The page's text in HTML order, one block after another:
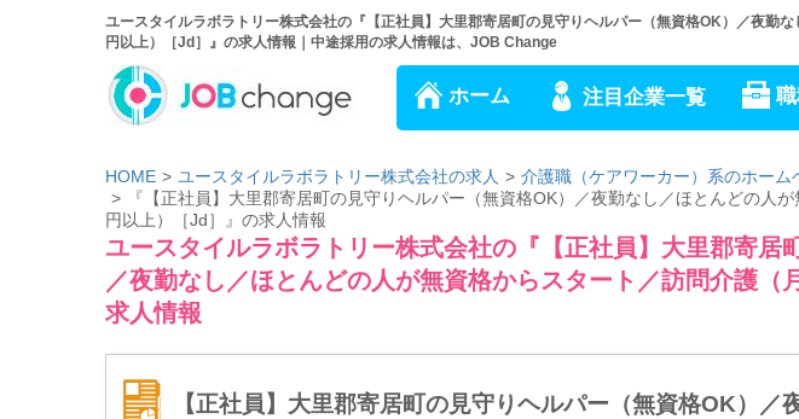
ユースタイルラボラトリー株式会社の『【正社員】大里郡寄居町の見守りヘルパー（無資格OK）／夜勤
円以上）［Jd］』の求人情報｜中途採用の求人情報は、JOB Change
ホーム 注目企業一覧
HOME ユースタイルラボラトリー株式会社の求人
介護職（ケアワーカー）系のホーム
『【正社員】大里郡寄居町の見守りヘルパー（無資格OK）／夜勤なし／ほとんどの人
円以上）［Jd］』の求人情報
ユースタイルラボラトリー株式会社の『【正社員】大里郡寄居
／夜勤なし／ほとんどの人が無資格からスタート／訪問介護（
求人情報
【正社員】大里郡寄居町の見守りヘルパー（無資格OK）／